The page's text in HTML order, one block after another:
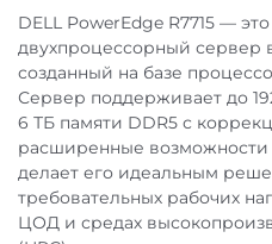
DELL PowerEdge R7715 —
двухпроцессорный сервер
созданный на базе
Сервер поддерживает до
6 ТБ памяти DDR5 с
расширенные возможности
делает его идеальным
требовательных рабочих
ЦОД и средах
Стоимость доставки:
По Москве и Московской